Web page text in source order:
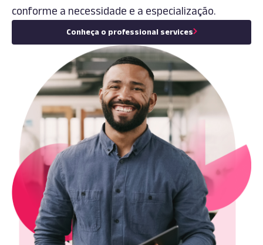
conforme a necessidade e a especialização.
Conheça o professional services